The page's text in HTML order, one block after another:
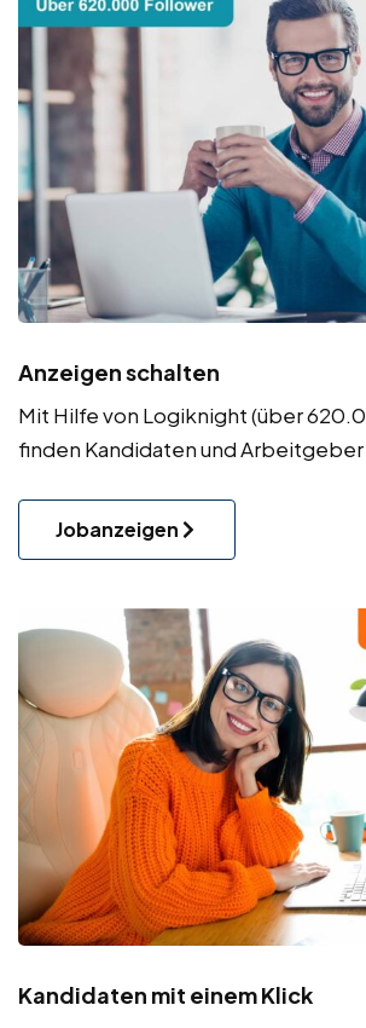
Anzeigen schalten
Mit Hilfe von Logiknight (über
finden Kandidaten und Arbeitgeber
Jobanzeigen
Kandidaten mit einem Klick